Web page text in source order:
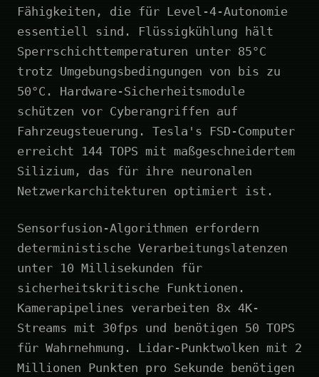
Fähigkeiten, die für Level-4-Autonomie
essentiell sind. Flüssigkühlung hält
Sperrschichttemperaturen unter 85°C
trotz Umgebungsbedingungen von bis zu
50°C. Hardware-Sicherheitsmodule
schützen vor Cyberangriffen auf
Fahrzeugsteuerung. Tesla's FSD-Computer
erreicht 144 TOPS mit maßgeschneidertem
Silizium, das für ihre neuronalen
Netzwerkarchitekturen optimiert ist.
Sensorfusion-Algorithmen erfordern
deterministische Verarbeitungslatenzen
unter 10 Millisekunden für
sicherheitskritische Funktionen.
Kamerapipelines verarbeiten 8x 4K-
Streams mit 30fps und benötigen 50 TOPS
für Wahrnehmung. Lidar-Punktwolken mit 2
Millionen Punkten pro Sekunde benötigen